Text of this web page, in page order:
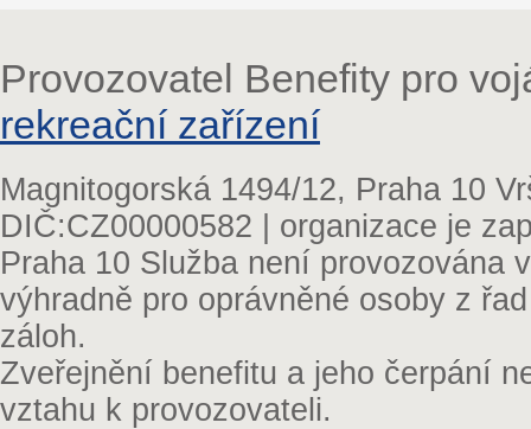
Provozovatel Benefity pro
rekreační zařízení
Magnitogorská 1494/12, Praha 10
DIČ:CZ00000582 | organizace je
Praha 10 Služba není provozována
výhradně pro oprávněné osoby z
záloh.
Zveřejnění benefitu a jeho čerpání
vztahu k provozovateli.